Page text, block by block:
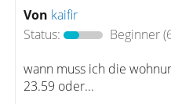
Von kaifir
Status:
Beginner
wann muss ich die
23.59 oder...